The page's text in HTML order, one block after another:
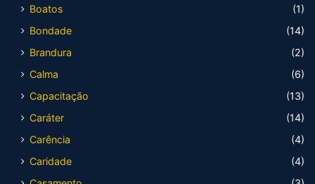
Boatos
(1)
Bondade
(14)
Brandura
(2)
Calma
(6)
Capacitação
(13)
Caráter
(14)
Carência
(4)
Caridade
(4)